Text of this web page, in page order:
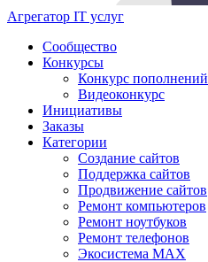
Агрегатор IT услуг
Сообщество
Конкурсы
Конкурс пополнений
Видеоконкурс
Инициативы
Заказы
Категории
Создание сайтов
Поддержка сайтов
Продвижение сайтов
Ремонт компьютеров
Ремонт ноутбуков
Ремонт телефонов
Экосистема MAX